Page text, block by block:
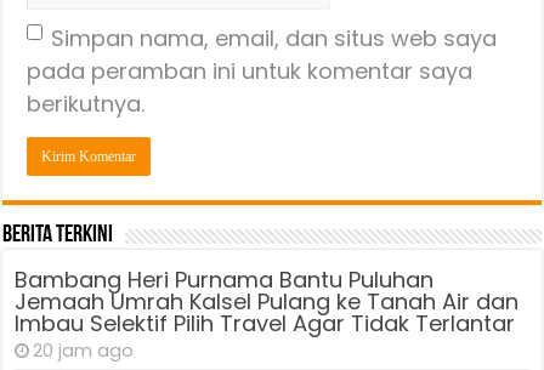
Simpan nama, email, dan situs web saya
pada peramban ini untuk komentar saya
berikutnya.
Berita Terkini
Bambang Heri Purnama Bantu Puluhan
Jemaah Umrah Kalsel Pulang ke Tanah Air dan
Imbau Selektif Pilih Travel Agar Tidak Terlantar
20 jam ago